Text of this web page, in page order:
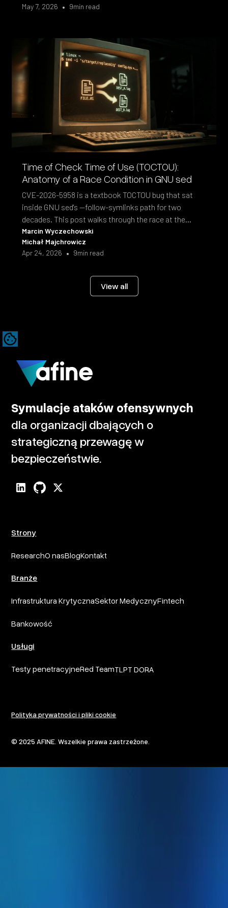
May 7, 2026 • 9min read
Time of Check Time of Use (TOCTOU):
Anatomy of a Race Condition in GNU sed
CVE-2026-5958 is a textbook TOCTOU bug that sat
inside GNU sed's --follow-symlinks path for two
decades. This post walks through the race at the
syscall level and the fix shipped in sed 4.10.
Marcin Wyczechowski
Michał Majchrowicz
Apr 24, 2026 • 9min read
View all
Symulacje ataków ofensywnych
dla organizacji dbających o
strategiczną przewagę w
bezpieczeństwie.
Strony
ResearchO nasBlogKontakt
Branże
Infrastruktura KrytycznaSektor MedycznyFintech
Bankowość
Usługi
Testy penetracyjneRed TeamTLPT DORA
© 2025 AFINE. Wszelkie prawa zastrzeżone.
Polityka prywatności i pliki cookie